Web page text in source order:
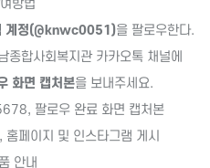
방법
계정(@knwc0051)을 팔로우한다.
합사회복지관 카카오톡 채널에
화면 캡처본을 보내주세요.
팔로우 완료 화면 캡처본
페이지 및 인스타그램 게시
안내